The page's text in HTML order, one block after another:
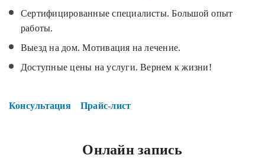
Сертифицированные специалисты. Большой опыт
работы.
Выезд на дом. Мотивация на лечение.
Доступные цены на услуги. Вернем к жизни!
Консультация Прайс-лист
Онлайн запись